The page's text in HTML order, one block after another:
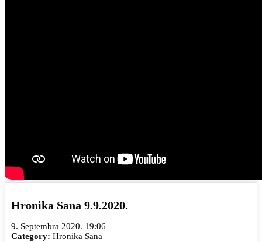
Hronika Sana 9.9.2020.
9. Septembra 2020. 19:06
Category: Hronika Sana